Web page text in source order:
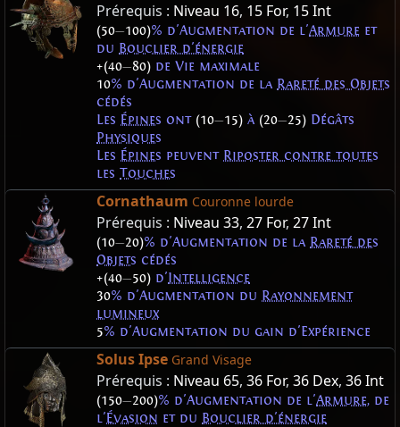
Prérequis : Niveau 16, 15 For, 15 Int
(50—100)% d'Augmentation de l'Armure et
du Bouclier d'énergie
+(40—80) de Vie maximale
10% d'Augmentation de la Rareté des Objets
cédés
Les Épines ont (10—15) à (20—25) Dégâts
Physiques
Les Épines peuvent Riposter contre toutes
les Touches
Cornathaum Couronne lourde
Prérequis : Niveau 33, 27 For, 27 Int
(10—20)% d'Augmentation de la Rareté des
Objets cédés
+(40—50) d'Intelligence
30% d'Augmentation du Rayonnement
lumineux
5% d'Augmentation du gain d'Expérience
Solus Ipse Grand Visage
Prérequis : Niveau 65, 36 For, 36 Dex, 36 Int
(150—200)% d'Augmentation de l'Armure, de
l'Évasion et du Bouclier d'énergie